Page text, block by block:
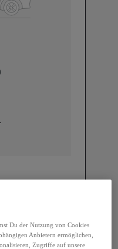
103 kW (140 PS)
Du der Nutzung von Cookies
Anbietern ermöglichen,
Zugriffe auf unsere